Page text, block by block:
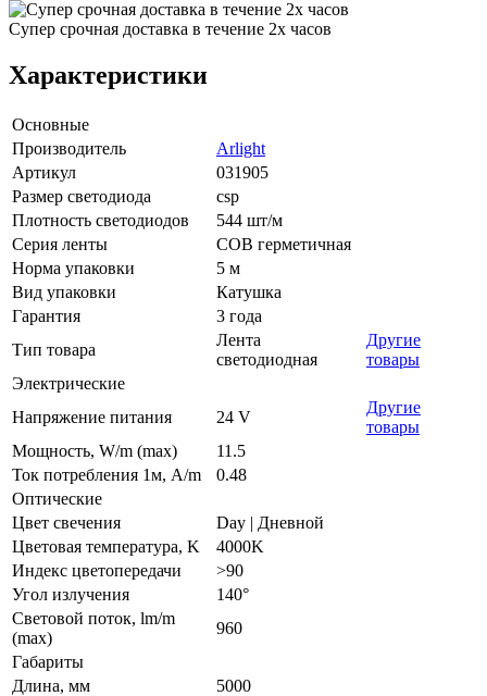
Супер срочная доставка в течение 2х часов
Характеристики
Основные
Производитель
Arlight
Артикул
031905
Размер светодиода
csp
Плотность светодиодов
544 шт/м
Серия ленты
COB герметичная
Норма упаковки
5 м
Вид упаковки
Катушка
Гарантия
3 года
Тип товара
Лента
светодиодная
Другие
товары
Электрические
Напряжение питания
24 V
Другие
товары
Мощность, W/m (max)
11.5
Ток потребления 1м, A/m
0.48
Оптические
Цвет свечения
Day | Дневной
Цветовая температура, K
4000K
Индекс цветопередачи
>90
Угол излучения
140°
Световой поток, lm/m
(max)
960
Габариты
Длина, мм
5000